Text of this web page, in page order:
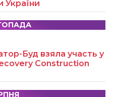
України
Буд взяла участь у
Construction